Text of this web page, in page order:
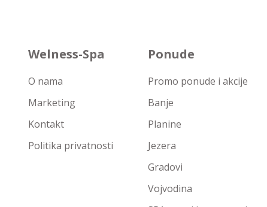
Welness-Spa
O nama
Marketing
Kontakt
Politika privatnosti
Ponude
Promo ponude i akcije
Banje
Planine
Jezera
Gradovi
Vojvodina